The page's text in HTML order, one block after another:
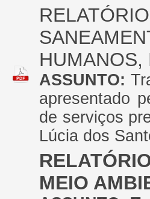
ASSUNTO:
apresentado
de serviços
Lúcia dos
MEIO